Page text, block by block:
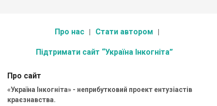
Про нас Стати автором
Підтримати сайт “Україна Інкогніта”
Про сайт
«Україна Інкогніта» - неприбутковий проект ентузіастів
краєзнавства.